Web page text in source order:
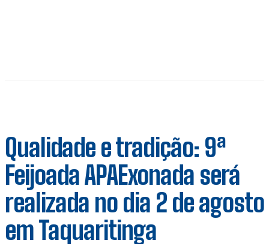
Qualidade e tradição: 9ª
Feijoada APAExonada será
realizada no dia 2 de agosto
em Taquaritinga